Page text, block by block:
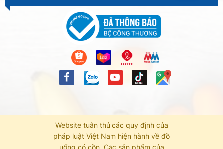
Website tuân thủ các quy định của
pháp luật Việt Nam hiện hành về đồ
uống có cồn. Các sản phẩm của